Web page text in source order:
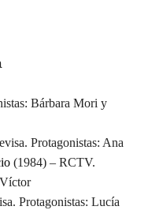
Bárbara Mori y
Protagonistas: Ana
(1984) – RCTV.
Protagonistas: Lucía